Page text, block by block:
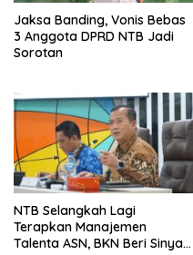
Jaksa Banding, Vonis Bebas
3 Anggota DPRD NTB Jadi
Sorotan
NTB Selangkah Lagi
Terapkan Manajemen
Talenta ASN, BKN Beri Sinyal